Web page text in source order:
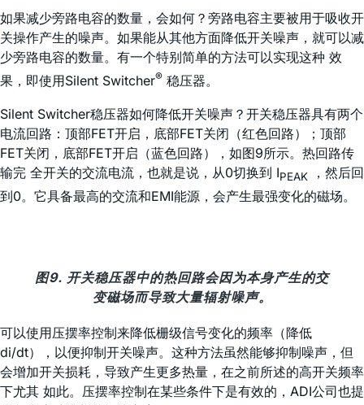
如果减少旁路电容的数量，会如何？旁路电容主要被用于吸收开
关操作产生的噪声。如果能从其他方面降低开关噪声，就可以减
少旁路电容的数量。有一个特别简单的方法可以实现这种 效
果，即使用Silent Switcher® 稳压器。
Silent Switcher稳压器如何降低开关噪声？开关稳压器具有两个
电流回路：顶部FET开启，底部FET关闭（红色回路）；顶部
FET关闭，底部FET开启（蓝色回路），如图9所示。热回路传
输完 全开关的交流电流，也就是说，从0切换到 IPEAK
，然后回
到0。它具备最高的交流和EMI能源，会产生最强变化的磁场。
图9. 开关稳压器中的热回路会因为本身产生的交
变磁场而导致大量辐射噪声。
可以使用压摆率控制来降低栅级信号变化的频率（降低
di/dt），以便抑制开关噪声。这种方法虽然能够抑制噪声，但
会增加开关损耗，导致产生更多热量，在之前所述的高开关频率
下尤其 如此。压摆率控制在某些条件下是有效的，ADI公司也提